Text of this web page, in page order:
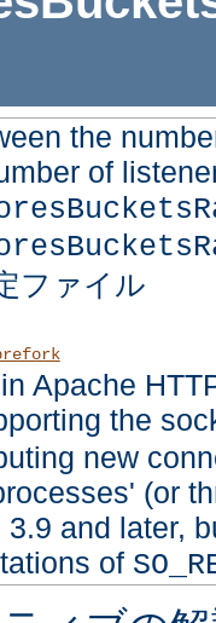
the
of
ファイル
Apache
the
new
(or
3.9 and later,
of